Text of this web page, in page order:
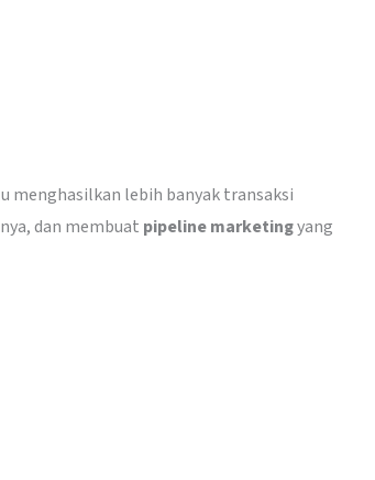
menghasilkan lebih banyak transaksi
dan membuat pipeline marketingyang